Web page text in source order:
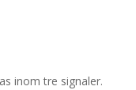
inom tre signaler.